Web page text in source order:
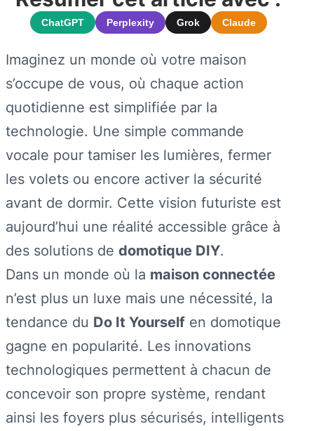
ChatGPT Perplexity Grok Claude
Imaginez un monde où votre maison
s’occupe de vous, où chaque action
quotidienne est simplifiée par la
technologie. Une simple commande
vocale pour tamiser les lumières, fermer
les volets ou encore activer la sécurité
avant de dormir. Cette vision futuriste est
aujourd’hui une réalité accessible grâce à
des solutions de domotique DIY.
Dans un monde où la maison connectée
n’est plus un luxe mais une nécessité, la
tendance du Do It Yourself en domotique
gagne en popularité. Les innovations
technologiques permettent à chacun de
concevoir son propre système, rendant
ainsi les foyers plus sécurisés, intelligents